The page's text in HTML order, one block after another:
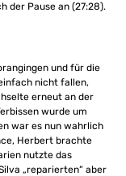
der Pause an (27:28).
und für die
nicht fallen,
erneut an der
wurde um
war es nun wahrlich
Herbert brachte
nutzte das
„reparierten“ aber